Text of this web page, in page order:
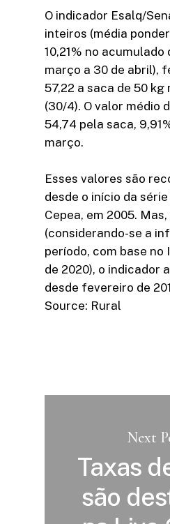
O indicador Esalq/
inteiros (média
10,21% no acumulado
março a 30 de abril),
57,22 a saca de 50
(30/4). O valor médio
54,74 pela saca,
março.
Esses valores são
desde o início da
Cepea, em 2005.
(considerando-se a
período, com base no
de 2020), o indicador
desde fevereiro de
Source: Rural
Next
Taxas
são